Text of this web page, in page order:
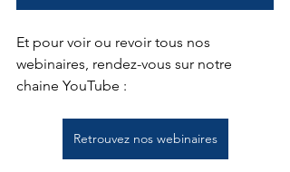
Et pour voir ou revoir tous nos
webinaires, rendez-vous sur notre
chaine YouTube :
Retrouvez nos webinaires